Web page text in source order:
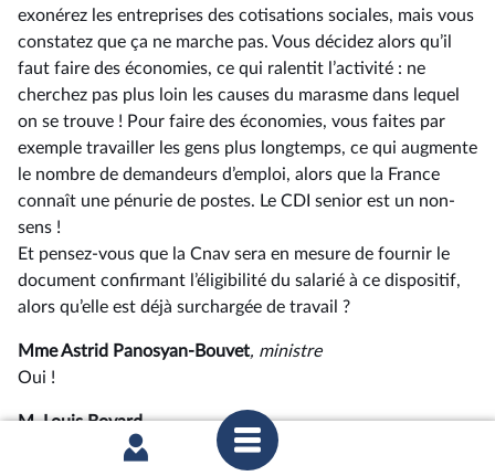
exonérez les entreprises des cotisations sociales, mais vous
constatez que ça ne marche pas. Vous décidez alors qu’il
faut faire des économies, ce qui ralentit l’activité : ne
cherchez pas plus loin les causes du marasme dans lequel
on se trouve ! Pour faire des économies, vous faites par
exemple travailler les gens plus longtemps, ce qui augmente
le nombre de demandeurs d’emploi, alors que la France
connaît une pénurie de postes. Le CDI senior est un non-
sens !
Et pensez-vous que la Cnav sera en mesure de fournir le
document confirmant l’éligibilité du salarié à ce dispositif,
alors qu’elle est déjà surchargée de travail ?
Mme Astrid Panosyan-Bouvet, ministre
Oui !
M. Louis Boyard
Certes, le CDI senior fait l’objet d’une expérimentation.